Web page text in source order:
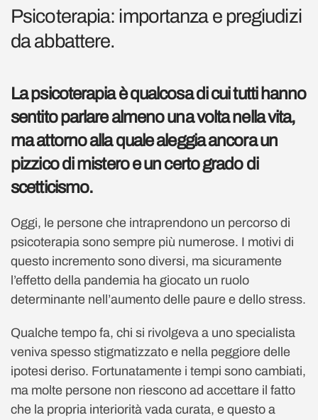
Psicoterapia: importanza e pregiudizi
da abbattere.
La psicoterapia è qualcosa di cui tutti hanno
sentito parlare almeno una volta nella vita,
ma attorno alla quale aleggia ancora un
pizzico di mistero e un certo grado di
scetticismo.
Oggi, le persone che intraprendono un percorso di
psicoterapia sono sempre più numerose. I motivi di
questo incremento sono diversi, ma sicuramente
l’effetto della pandemia ha giocato un ruolo
determinante nell’aumento delle paure e dello stress.
Qualche tempo fa, chi si rivolgeva a uno specialista
veniva spesso stigmatizzato e nella peggiore delle
ipotesi deriso. Fortunatamente i tempi sono cambiati,
ma molte persone non riescono ad accettare il fatto
che la propria interiorità vada curata, e questo a